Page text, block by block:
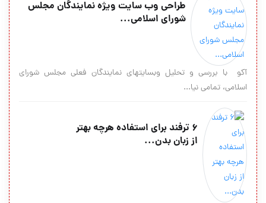
طراحی وب سایت ویژه نمایندگان مجلس
شورای اسلامی...
آکو با بررسی و تحلیل وب‎سایت‎های نمایندگان فعلی مجلس شورای
اسلامی، تمامی نیا...
۶ ترفند برای استفاده هرچه بهتر
از زبان بدن...